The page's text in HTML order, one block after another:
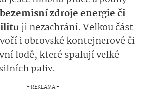
zdroje energie či
ji nezachrání. Velkou část
i obrovské kontejnerové či
lodě, které spalují velké
paliv.